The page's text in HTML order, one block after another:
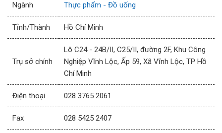
Ngành Thực phẩm - Đồ uống
Tỉnh/Thành Hồ Chí Minh
Trụ sở chính
Lô C24 - 24B/II, C25/II, đường 2F, Khu Công
Nghiệp Vĩnh Lộc, Ấp 59, Xã Vĩnh Lộc, TP Hồ
Chí Minh
Điện thoại 028 3765 2061
Fax 028 5425 2407